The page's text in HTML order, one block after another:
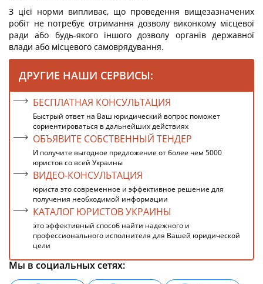
З цієї норми випливає, що проведення вищезазначених
робіт не потребує отримання дозволу виконкому місцевої
ради або будь-якого іншого дозволу органів державної
влади або місцевого самоврядування.
ДРУГИЕ НАШИ СЕРВИСЫ:
БЕСПЛАТНАЯ КОНСУЛЬТАЦИЯ
Быстрый ответ на Ваш юридический вопрос поможет
сориентироваться в дальнейших действиях
ОБЪЯВИТЕ СОБСТВЕННЫЙ ТЕНДЕР
И получите выгодное предложение от более чем 5000
юристов со всей Украины
ВИДЕО-КОНСУЛЬТАЦИЯ
юриста это современное и эффективное решение для
получения необходимой информации
КАТАЛОГ ЮРИСТОВ УКРАИНЫ
это эффективный способ найти надежного и
профессионального исполнителя для Вашей юридической
цели
Мы в социальных сетях: